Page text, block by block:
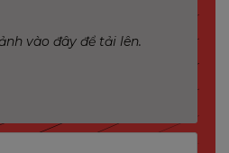
sơn tĩnh điện chống gỉ
vào đây để tải lên.